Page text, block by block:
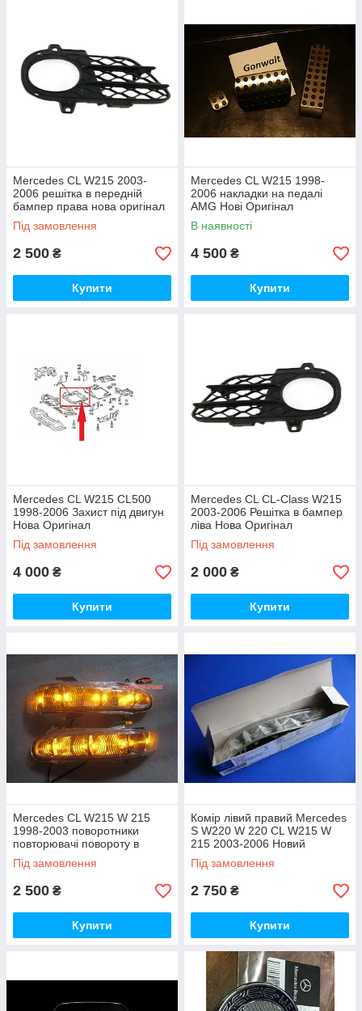
Mercedes CL W215 2003-
2006 решітка в передній
бампер права нова оригінал
Під замовлення
2 500 ₴
Купити
Mercedes CL W215 1998-
2006 накладки на педалі
AMG Нові Оригінал
В наявності
4 500 ₴
Купити
Mercedes CL W215 CL500
1998-2006 Захист під двигун
Нова Оригінал
Під замовлення
4 000 ₴
Купити
Mercedes CL CL-Class W215
2003-2006 Решітка в бампер
ліва Нова Оригінал
Під замовлення
2 000 ₴
Купити
Mercedes CL W215 W 215
1998-2003 поворотники
повторювачі повороту в
дзеркала Нові
Під замовлення
2 500 ₴
Купити
Комір лівий правий Mercedes
S W220 W 220 CL W215 W
215 2003-2006 Новий
Оригінал
Під замовлення
2 750 ₴
Купити